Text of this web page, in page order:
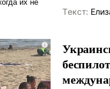
Tекст: